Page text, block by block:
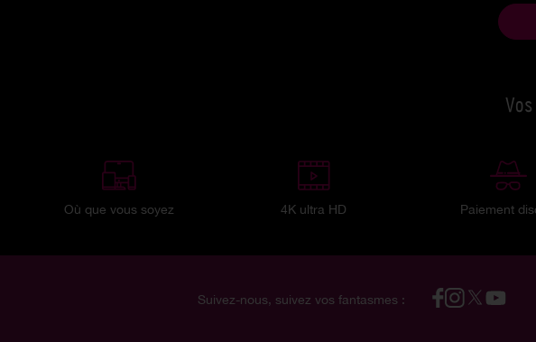
Où que vous soyez 4K ultra HD Paiement
Suivez-nous, suivez vos fantasmes :